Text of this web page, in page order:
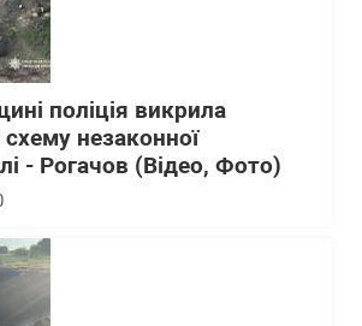
поліція викрила
незаконної
- Рогачов (Відео, Фото)